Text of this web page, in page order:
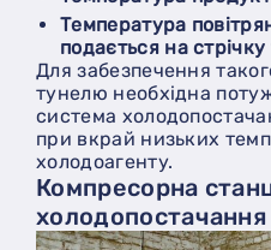
температура повітряного потоку, що
подається на
Для забезпечення
тунелю необхідна
система
при вкрай низьких
холодоагенту.
Компресорна